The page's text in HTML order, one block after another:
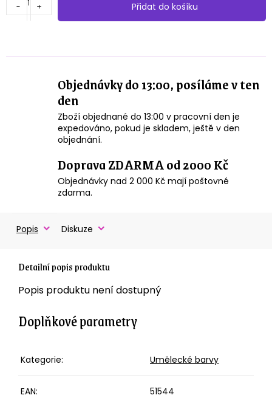
Přidat do košíku
Objednávky do 13:00, posíláme v ten
den
Zboží objednané do 13:00 v pracovní den je
expedováno, pokud je skladem, ještě v den
objednání.
Doprava ZDARMA od 2000 Kč
Objednávky nad 2 000 Kč mají poštovné
zdarma.
Popis Diskuze
Detailní popis produktu
Popis produktu není dostupný
Doplňkové parametry
Kategorie: Umělecké barvy
EAN: 51544